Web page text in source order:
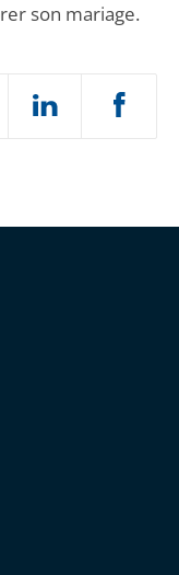
son mariage.